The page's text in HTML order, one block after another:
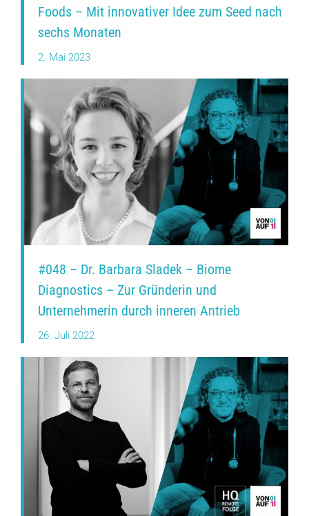
Foods – Mit innovativer Idee zum Seed nach
sechs Monaten
2. Mai 2023
#048 – Dr. Barbara Sladek – Biome
Diagnostics – Zur Gründerin und
Unternehmerin durch inneren Antrieb
26. Juli 2022